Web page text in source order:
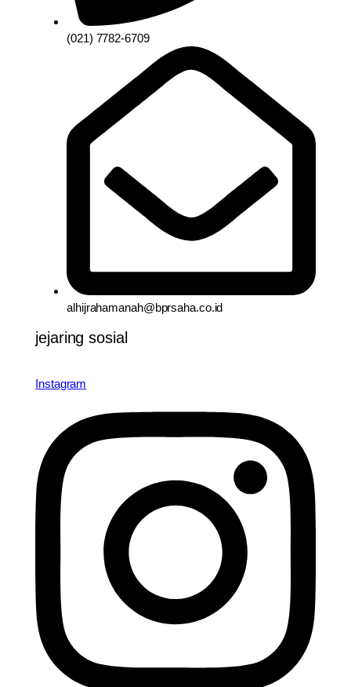
(021) 7782-6709
alhijrahamanah@bprsaha.co.id
jejaring sosial
Instagram